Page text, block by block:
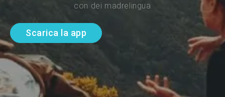
con dei madrelingua
Scarica la app